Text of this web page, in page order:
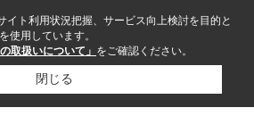
イト利用状況把握、サービス向上検討を目的と
使用しています。
取扱いについて」 をご確認ください。
閉じる